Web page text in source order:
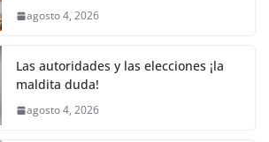
agosto 4, 2026
Las autoridades y las elecciones ¡la
maldita duda!
agosto 4, 2026